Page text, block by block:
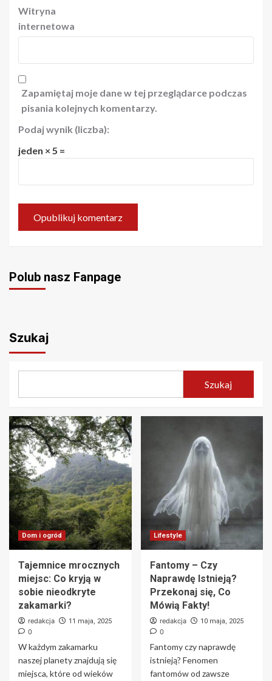
Witryna
internetowa
Zapamiętaj moje dane w tej przeglądarce podczas
pisania kolejnych komentarzy.
Podaj wynik (liczba):
jeden × 5 =
Polub nasz Fanpage
Szukaj
Szukaj
Dom i ogród
Tajemnice mrocznych
miejsc: Co kryją w
sobie nieodkryte
zakamarki?
redakcja 11 maja, 2025
0
W każdym zakamarku
naszej planety znajdują się
miejsca, które od wieków
Lifestyle
Fantomy – Czy
Naprawdę Istnieją?
Przekonaj się, Co
Mówią Fakty!
redakcja 10 maja, 2025
0
Fantomy czy naprawdę
istnieją? Fenomen
fantomów od zawsze